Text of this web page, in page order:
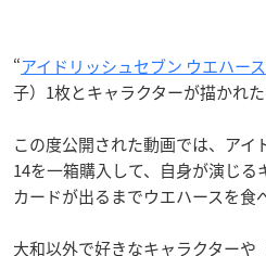
“アイドリッシュセブン ウエハース
子）1枚とキャラクターが描かれ
この度公開された動画では、アイ
14を一箱購入して、自身が演じ
カードが出るまでウエハースを食
大和以外で好きなキャラクターや